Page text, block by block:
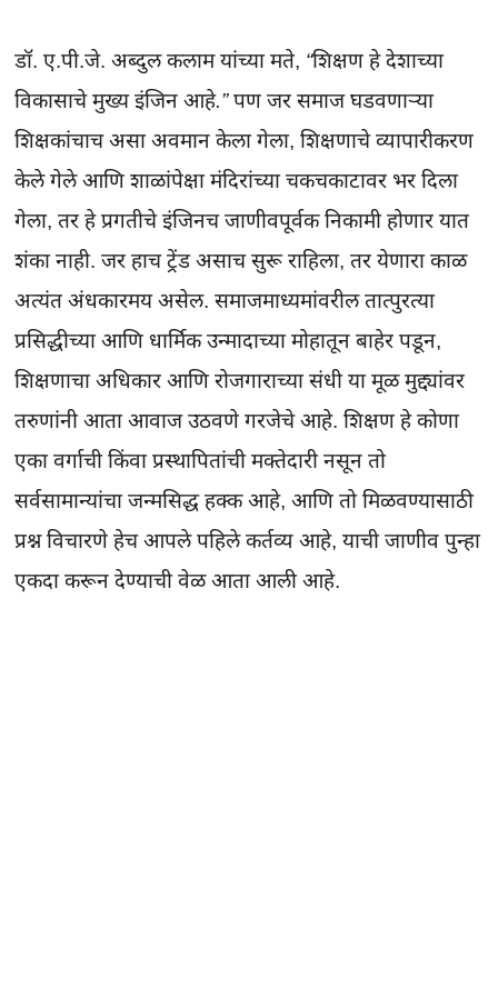
डॉ. ए.पी.जे. अब्दुल कलाम यांच्या मते, “शिक्षण हे देशाच्या
विकासाचे मुख्य इंजिन आहे.” पण जर समाज घडवणाऱ्या
शिक्षकांचाच असा अवमान केला गेला, शिक्षणाचे व्यापारीकरण
केले गेले आणि शाळांपेक्षा मंदिरांच्या चकचकाटावर भर दिला
गेला, तर हे प्रगतीचे इंजिनच जाणीवपूर्वक निकामी होणार यात
शंका नाही. जर हाच ट्रेंड असाच सुरू राहिला, तर येणारा काळ
अत्यंत अंधकारमय असेल. समाजमाध्यमांवरील तात्पुरत्या
प्रसिद्धीच्या आणि धार्मिक उन्मादाच्या मोहातून बाहेर पडून,
शिक्षणाचा अधिकार आणि रोजगाराच्या संधी या मूळ मुद्द्यांवर
तरुणांनी आता आवाज उठवणे गरजेचे आहे. शिक्षण हे कोणा
एका वर्गाची किंवा प्रस्थापितांची मक्तेदारी नसून तो
सर्वसामान्यांचा जन्मसिद्ध हक्क आहे, आणि तो मिळवण्यासाठी
प्रश्न विचारणे हेच आपले पहिले कर्तव्य आहे, याची जाणीव पुन्हा
एकदा करून देण्याची वेळ आता आली आहे.